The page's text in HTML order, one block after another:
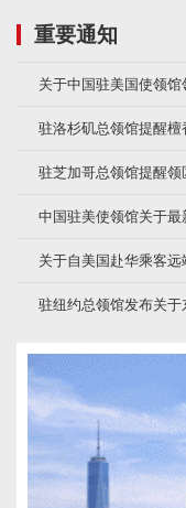
重要通知
关于中国驻美国使领
驻洛杉矶总领馆提醒
驻芝加哥总领馆提醒
中国驻美使领馆关于最
关于自美国赴华乘客
驻纽约总领馆发布关